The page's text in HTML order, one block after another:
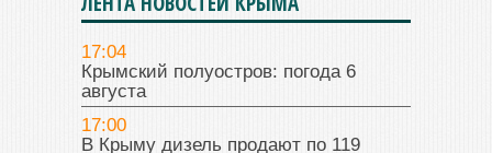
17:04
Крымский полуостров: погода 6
августа
17:00
В Крыму дизель продают по 119